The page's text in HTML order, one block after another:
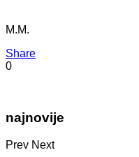
M.M.
Share
0
najnovije
Prev Next